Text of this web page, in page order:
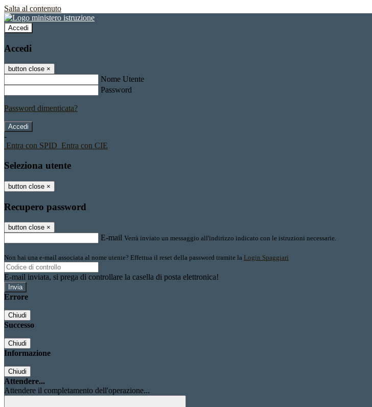
Salta al contenuto
Accedi
Accedi
button close ×
Nome Utente
Password
Password dimenticata?
-
Entra con SPID Entra con CIE
Seleziona utente
button close ×
Recupero password
button close ×
E-mail Verrà inviato un messaggio all'indirizzo indicato con le istruzioni necessarie.
Non hai una e-mail associata al nome utente? Effettua il reset della password tramite la Login Spaggiari
E-mail inviata, si prega di controllare la casella di posta elettronica!
Errore
Chiudi
Successo
Chiudi
Informazione
Chiudi
Attendere...
Attendere il completamento dell'operazione...